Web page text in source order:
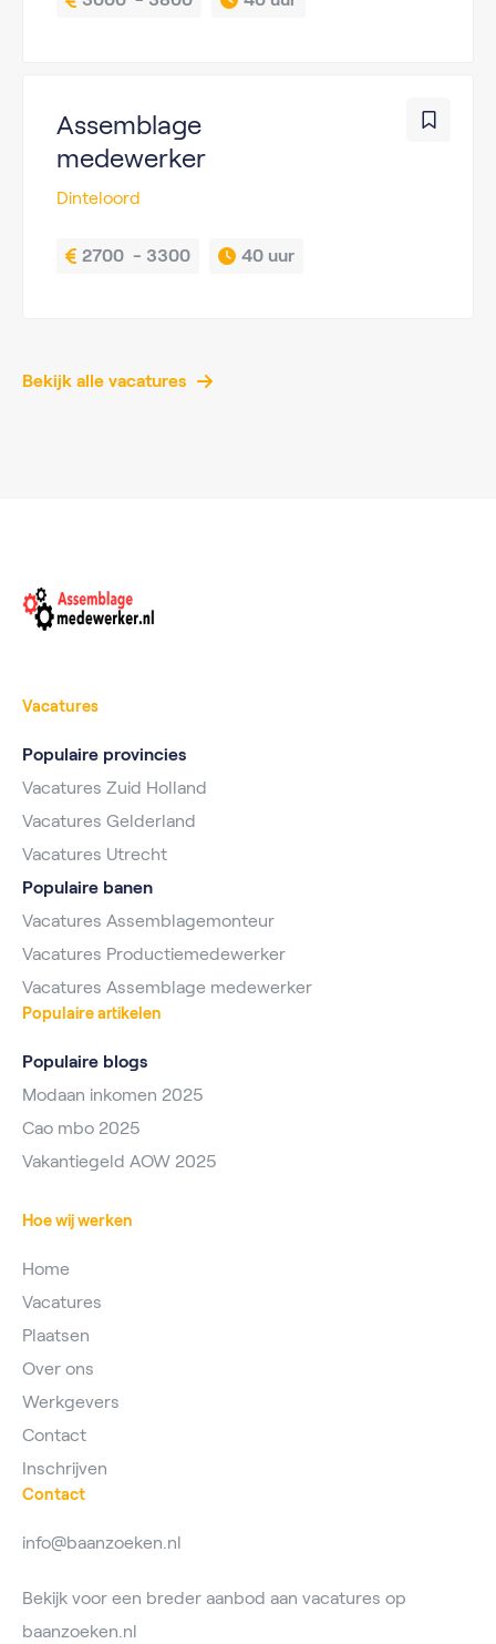
Assemblage
medewerker
Dinteloord
2700  - 3300 40 uur
Bekijk alle vacatures
Vacatures
Populaire provincies
Vacatures Zuid Holland
Vacatures Gelderland
Vacatures Utrecht
Populaire banen
Vacatures Assemblagemonteur
Vacatures Productiemedewerker
Vacatures Assemblage medewerker
Populaire artikelen
Populaire blogs
Modaan inkomen 2025
Cao mbo 2025
Vakantiegeld AOW 2025
Hoe wij werken
Home
Vacatures
Plaatsen
Over ons
Werkgevers
Contact
Inschrijven
Contact
info@baanzoeken.nl
Bekijk voor een breder aanbod aan vacatures op
baanzoeken.nl